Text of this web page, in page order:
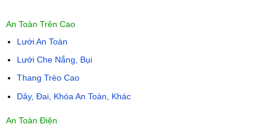
An Toàn Trên Cao
Lưới An Toàn
Lưới Che Nắng, Bụi
Thang Trèo Cao
Dây, Đai, Khóa An Toàn, Khác
An Toàn Điện